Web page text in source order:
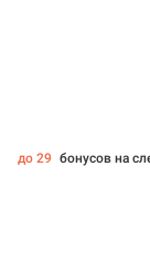
до 29 бонусов на